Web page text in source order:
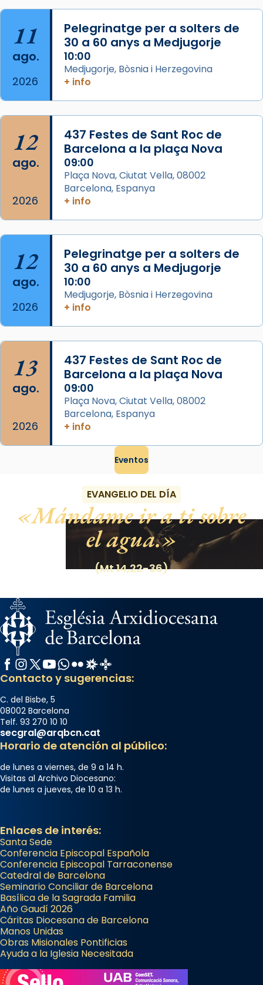
Foto
View on Facebook · Share
Arquebisbat de Barcelona
2 weeks ago
Acompanyant la història de sant Cugat, a
partir de l’Edat Mitjana sorgeix la tradició
que les santes Juliana (“relatiu a Júlia”) i
Semproniana (“relatiu a Semprònia =
eterna”) són deixebles seves. I l’any 1667, el
frare Joan Gaspar Roig, afirma en una obra
que les santes són filles de l’antiga Iluro.
Mataró en reivindicarà les relíq
Foto
View on Facebook ·
11
ago.
2026
Pelegrinatge per a solters de
30 a 60 anys a Medjugorje
10:00
Medjugorje, Bòsnia i Herzegovina
+ info
12
ago.
2026
437 Festes de Sant Roc de
Barcelona a la plaça Nova
09:00
Plaça Nova, Ciutat Vella, 08002
Barcelona, Espanya
+ info
12
ago.
2026
Pelegrinatge per a solters de
30 a 60 anys a Medjugorje
10:00
Medjugorje, Bòsnia i Herzegovina
+ info
13
ago.
2026
437 Festes de Sant Roc de
Barcelona a la plaça Nova
09:00
Plaça Nova, Ciutat Vella, 08002
Barcelona, Espanya
+ info
Eventos
EVANGELIO DEL DÍA
Mándame ir a ti sobre
el agua.
(Mt 14,22-36)
Facebook
Instagram
X / Twitter
YouTube
WhatsApp
FlickrRadio Estel
Catalunya Cristiana
Contacto y sugerencias:
C. del Bisbe, 5
08002 Barcelona
Telf. 93 270 10 10
secgral@arqbcn.cat
Horario de atención al público:
de lunes a viernes, de 9 a 14 h.
Visitas al Archivo Diocesano:
de lunes a jueves, de 10 a 13 h.
Enlaces de interés:
Santa Sede
Conferencia Episcopal Española
Conferencia Episcopal Tarraconense
Catedral de Barcelona
Seminario Conciliar de Barcelona
Basílica de la Sagrada Familia
Año Gaudí 2026
Cáritas Diocesana de Barcelona
Manos Unidas
Obras Misionales Pontificias
Ayuda a la Iglesia Necesitada